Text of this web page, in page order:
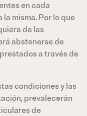
en cada
misma. Por lo que
de las
abstenerse de
a través de
condiciones y las
prevalecerán
de